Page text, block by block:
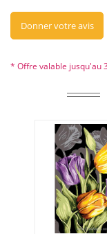
Donner votre avis
* Offre valable jusqu'au